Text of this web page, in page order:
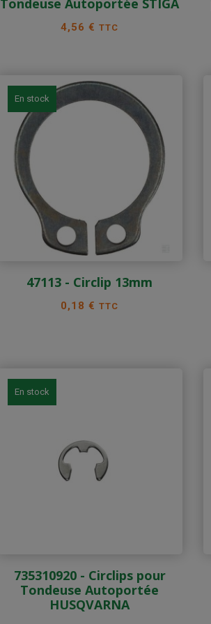
Tondeuse Autoportée STIGA
Prix
4,56 €TTC
En stock
47113 - Circlip 13mm
Prix
0,18 €TTC
En stock
735310920 - Circlips pour
Tondeuse Autoportée
HUSQVARNA